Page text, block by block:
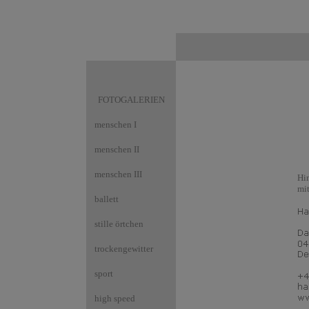
FOTOGALERIEN
menschen I
menschen II
menschen III
ballett
stille örtchen
trockengewitter
sport
high speed